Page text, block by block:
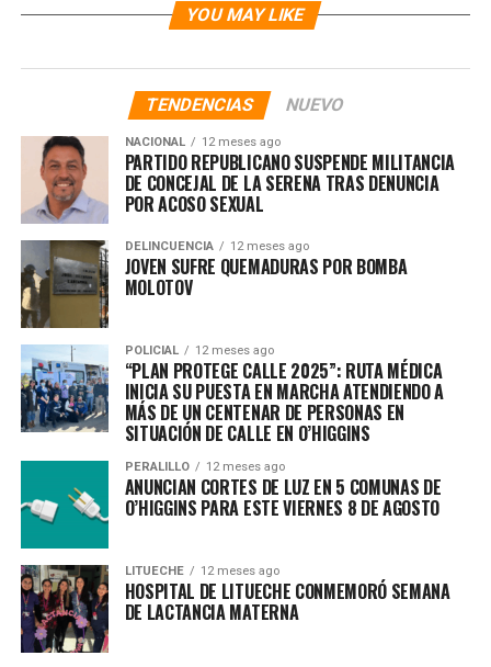
HELICOIDE
YOU MAY LIKE
TENDENCIAS NUEVO
NACIONAL 12 meses ago
PARTIDO REPUBLICANO SUSPENDE MILITANCIA
DE CONCEJAL DE LA SERENA TRAS DENUNCIA
POR ACOSO SEXUAL
DELINCUENCIA 12 meses ago
JOVEN SUFRE QUEMADURAS POR BOMBA
MOLOTOV
POLICIAL 12 meses ago
“PLAN PROTEGE CALLE 2025”: RUTA MÉDICA
INICIA SU PUESTA EN MARCHA ATENDIENDO A
MÁS DE UN CENTENAR DE PERSONAS EN
SITUACIÓN DE CALLE EN O’HIGGINS
PERALILLO 12 meses ago
ANUNCIAN CORTES DE LUZ EN 5 COMUNAS DE
O’HIGGINS PARA ESTE VIERNES 8 DE AGOSTO
LITUECHE 12 meses ago
HOSPITAL DE LITUECHE CONMEMORÓ SEMANA
DE LACTANCIA MATERNA